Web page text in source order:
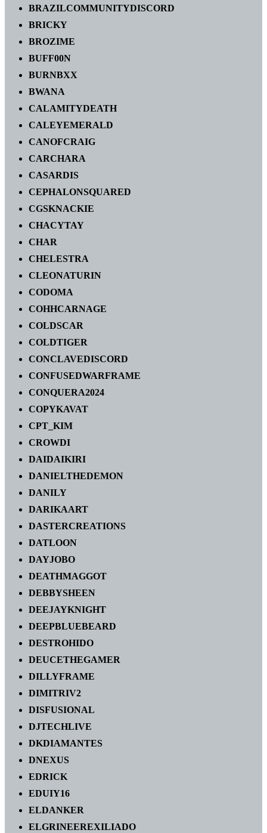
BRAZILCOMMUNITYDISCORD
BRICKY
BROZIME
BUFF00N
BURNBXX
BWANA
CALAMITYDEATH
CALEYEMERALD
CANOFCRAIG
CARCHARA
CASARDIS
CEPHALONSQUARED
CGSKNACKIE
CHACYTAY
CHAR
CHELESTRA
CLEONATURIN
CODOMA
COHHCARNAGE
COLDSCAR
COLDTIGER
CONCLAVEDISCORD
CONFUSEDWARFRAME
CONQUERA2024
COPYKAVAT
CPT_KIM
CROWDI
DAIDAIKIRI
DANIELTHEDEMON
DANILY
DARIKAART
DASTERCREATIONS
DATLOON
DAYJOBO
DEATHMAGGOT
DEBBYSHEEN
DEEJAYKNIGHT
DEEPBLUEBEARD
DESTROHIDO
DEUCETHEGAMER
DILLYFRAME
DIMITRIV2
DISFUSIONAL
DJTECHLIVE
DKDIAMANTES
DNEXUS
EDRICK
EDUIY16
ELDANKER
ELGRINEEREXILIADO